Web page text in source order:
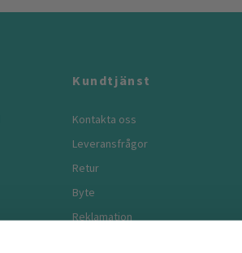
Kundtjänst
Kontakta oss
Leveransfrågor
Retur
Byte
Reklamation